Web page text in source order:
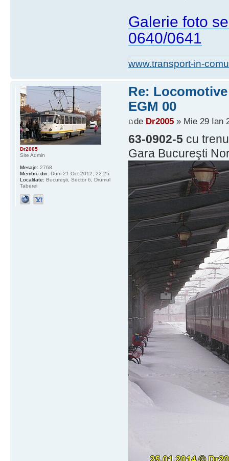
Galerie foto
0640/0641
www.transport-in-
Re:
EGM 00
de Dr2005» Mie 29 Ian
63-0902-5cu
Gara Bucureşti
Dr2005
Site Admin
Mesaje: 2768
Membru din: Dum 21 Oct 2012, 22:25
Localitate: Bucureşti, Sector 6, Drumul
Taberei